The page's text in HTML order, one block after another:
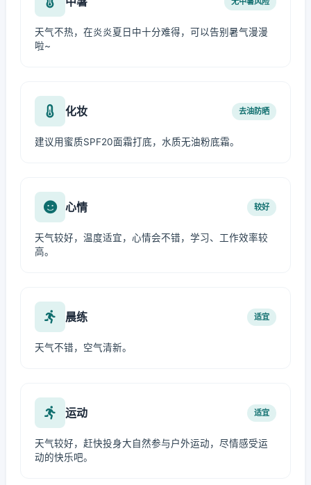
天气不热，在炎炎夏日中十分难得，可以告别暑气漫漫
啦~
化妆 去油防晒
建议用蜜质SPF20面霜打底，水质无油粉底霜。
心情 较好
天气较好，温度适宜，心情会不错，学习、工作效率较
高。
晨练 适宜
天气不错，空气清新。
运动 适宜
天气较好，赶快投身大自然参与户外运动，尽情感受运
动的快乐吧。